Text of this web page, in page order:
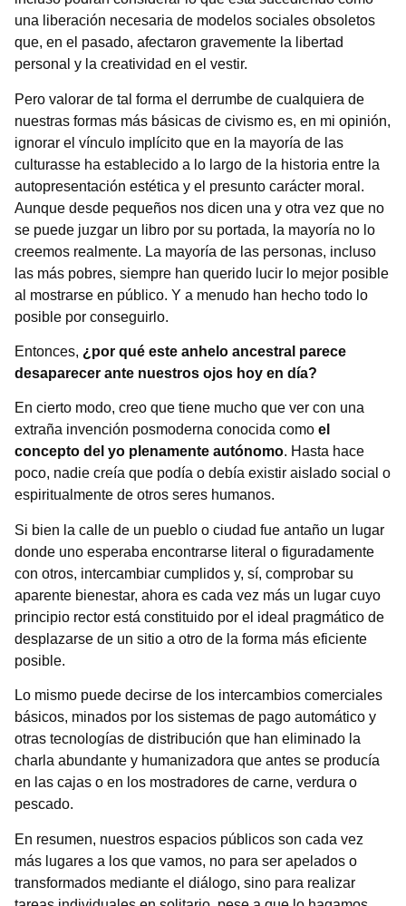
una liberación necesaria de modelos sociales obsoletos
que, en el pasado, afectaron gravemente la libertad
personal y la creatividad en el vestir.
Pero valorar de tal forma el derrumbe de cualquiera de
nuestras formas más básicas de civismo es, en mi opinión,
ignorar el vínculo implícito que en la mayoría de las
culturasse ha establecido a lo largo de la historia entre la
autopresentación estética y el presunto carácter moral.
Aunque desde pequeños nos dicen una y otra vez que no
se puede juzgar un libro por su portada, la mayoría no lo
creemos realmente. La mayoría de las personas, incluso
las más pobres, siempre han querido lucir lo mejor posible
al mostrarse en público. Y a menudo han hecho todo lo
posible por conseguirlo.
Entonces, ¿por qué este anhelo ancestral parece
desaparecer ante nuestros ojos hoy en día?
En cierto modo, creo que tiene mucho que ver con una
extraña invención posmoderna conocida como el
concepto del yo plenamente autónomo. Hasta hace
poco, nadie creía que podía o debía existir aislado social o
espiritualmente de otros seres humanos.
Si bien la calle de un pueblo o ciudad fue antaño un lugar
donde uno esperaba encontrarse literal o figuradamente
con otros, intercambiar cumplidos y, sí, comprobar su
aparente bienestar, ahora es cada vez más un lugar cuyo
principio rector está constituido por el ideal pragmático de
desplazarse de un sitio a otro de la forma más eficiente
posible.
Lo mismo puede decirse de los intercambios comerciales
básicos, minados por los sistemas de pago automático y
otras tecnologías de distribución que han eliminado la
charla abundante y humanizadora que antes se producía
en las cajas o en los mostradores de carne, verdura o
pescado.
En resumen, nuestros espacios públicos son cada vez
más lugares a los que vamos, no para ser apelados o
transformados mediante el diálogo, sino para realizar